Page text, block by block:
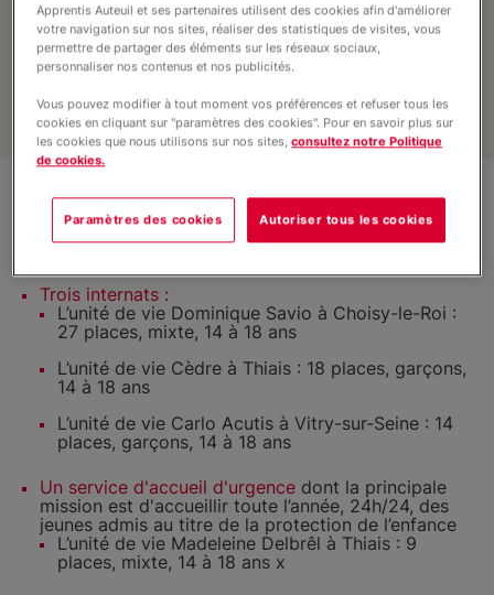
L’établissement du Sacré Cœur propose
différentes prestations adaptées à plus de
120 jeunesâgés de 14 à 21 ans, sur plusieurs
communes duVal-de-Marne.
La Maison d'Enfants à Caractère Social (M.E.C.S)
Sacré-Cœur propose
différents types d'hébergement
Trois internats :
L’unité de vie Dominique Savio à Choisy-le-Roi :
27 places, mixte, 14 à 18 ans
L’unité de vie Cèdre à Thiais : 18 places, garçons,
14 à 18 ans
L’unité de vie Carlo Acutis à Vitry-sur-Seine : 14
places, garçons, 14 à 18 ans
Un service d'accueil d'urgence dont la principale
mission est d'accueillir toute l’année, 24h/24, des
jeunes admis au titre de la protection de l’enfance
L’unité de vie Madeleine Delbrêl à Thiais : 9
places, mixte, 14 à 18 ans x
Apprentis Auteuil et ses partenaires utilisent des cookies afin d'améliorer
votre navigation sur nos sites, réaliser des statistiques de visites, vous
permettre de partager des éléments sur les réseaux sociaux,
personnaliser nos contenus et nos publicités.
Vous pouvez modifier à tout moment vos préférences et refuser tous les
cookies en cliquant sur "paramètres des cookies". Pour en savoir plus sur
les cookies que nous utilisons sur nos sites,consultez notre Politique
de cookies.
Paramètres des cookies Autoriser tous les cookies